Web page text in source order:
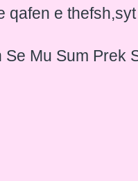
qafen e
Mu Sum Prek